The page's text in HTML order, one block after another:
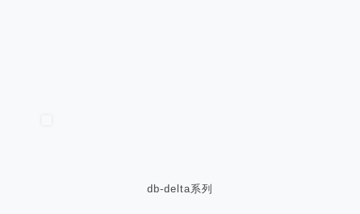
db-delta系列